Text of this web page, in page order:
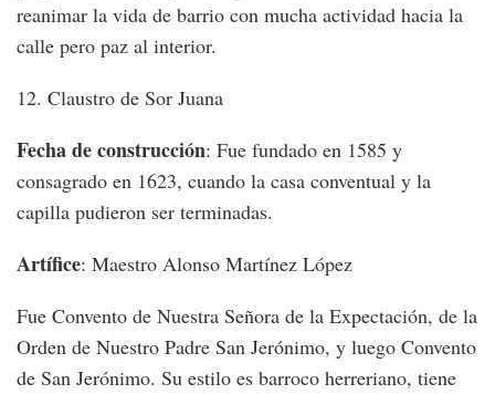
reanimar la vida de barrio con mucha actividad hacia la
calle pero paz al interior.
12. Claustro de Sor Juana
Fecha de construcción: Fue fundado en 1585 y
consagrado en 1623, cuando la casa conventual y la
capilla pudieron ser terminadas.
Artífice: Maestro Alonso Martínez López
Fue Convento de Nuestra Señora de la Expectación, de la
Orden de Nuestro Padre San Jerónimo, y luego Convento
de San Jerónimo. Su estilo es barroco herreriano, tiene